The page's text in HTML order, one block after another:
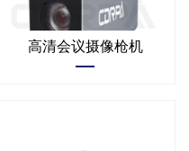
高清会议摄像枪机